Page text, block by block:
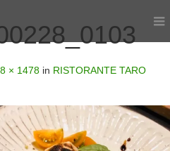
× 1478 in RISTORANTE TARO